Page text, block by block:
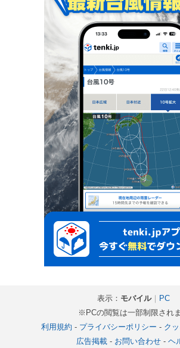
表示： モバイル｜ PC
※PCの閲覧は一部制限され
利用規約 - プライバシーポリシー - ク
広告掲載- お問い合わせ- ヘ